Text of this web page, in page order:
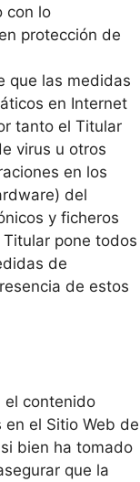
con lo
protección de
que las medidas
en Internet
tanto el Titular
virus u otros
en los
del
y ficheros
pone todos
de
de estos
el contenido
el Sitio Web de
bien ha tomado
que la